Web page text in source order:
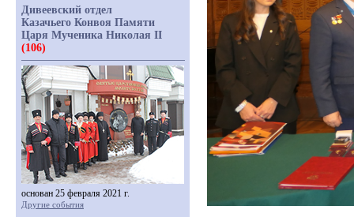
Дивеевский отдел
Казачьего Конвоя Памяти
Царя Мученика Николая II
(106)
основан 25 февраля 2021 г.
Другие события